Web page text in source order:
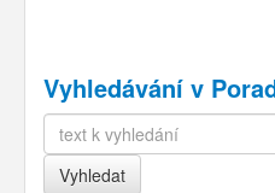
Vyhledávání v